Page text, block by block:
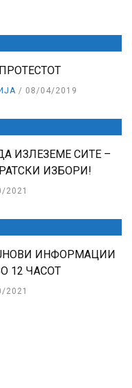
08/04/2019
ИЗЛЕЗЕМЕ СИТЕ –
ИЗБОРИ!
2021
ИНФОРМАЦИИ
12 ЧАСОТ
2021